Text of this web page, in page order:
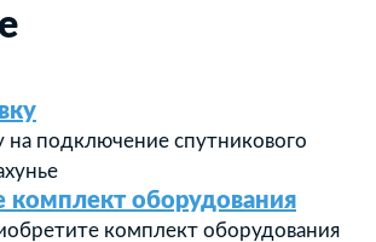
на подключение спутникового
комплект оборудования
комплект оборудования